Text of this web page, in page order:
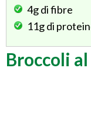
4gdi fibre
11gdi
Broccoli